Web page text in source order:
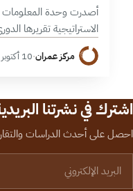
أصدرت وحدة المعلومات
الاستراتيجية تقريرها
مخرجات مراكز الفكر
سبتمبر 2015. ومن اللافت في هذا الإصدار أن…مركز عمران·10 أكتوبر 2015
اشترك في نشرتنا
احصل على أحدث الدراسات